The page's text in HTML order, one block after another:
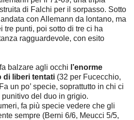
di Falchi per il sorpasso. Sotto
con Allemann da lontano, ma
tre punti, poi sotto di tre ci ha
ragguardevole, con esito
balzare agli occhi l’enorme
di liberi tentati (32 per Fucecchio,
un po’ specie, soprattutto in chi ci
del duo in grigio.
fa più specie vedere che gli
sempre (Berni 6/6, Meucci 5/5,